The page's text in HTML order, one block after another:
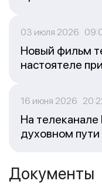
03 июля 2026
Новый фильм
настоятеле
16 июня 2026
На
духовном
Документы